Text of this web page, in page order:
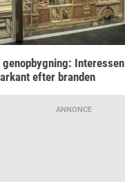
genop­byg­ning: In­ter­es­sen
efter bran­den
ANNONCE